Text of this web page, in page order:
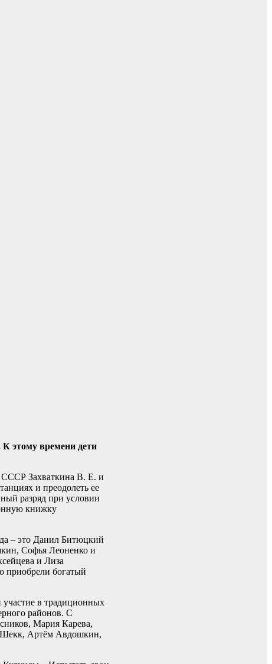
этому времени дети
СССР Захваткина В. Е. и
и преодолеть ее
разряд при условии
книжку
– это Данил Битюцкий
Софья Леоненко и
и Лиза
приобрели богатый
участие в традиционных
районов. С
Мария Карева,
Шекк, Артём Авдошкин,